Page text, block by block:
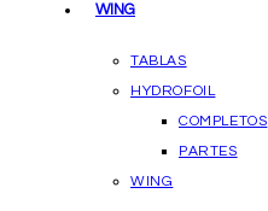
WING
TABLAS
HYDROFOIL
COMPLETOS
PARTES
WING